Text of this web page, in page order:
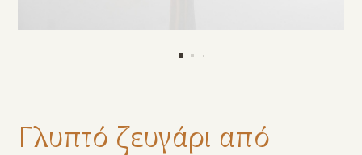
Γλυπτό ζευγάρι από